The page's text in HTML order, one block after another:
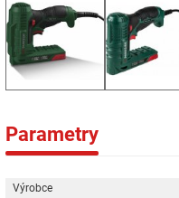
Parametry
Výrobce